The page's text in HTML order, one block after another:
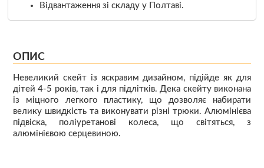
Відвантаження зі складу у Полтаві.
ОПИС
Невеликий скейт із яскравим дизайном, підійде як для
дітей 4-5 років, так і для підлітків. Дека скейту виконана
із міцного легкого пластику, що дозволяє набирати
велику швидкість та виконувати різні трюки. Алюмінієва
підвіска, поліуретанові колеса, що світяться, з
алюмінієвою серцевиною.